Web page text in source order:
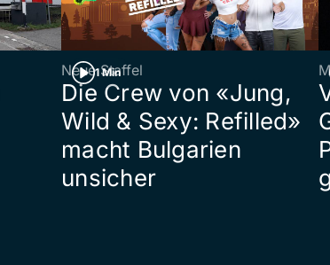
1 Min
Neue Staffel
Die Crew von «Jung,
Wild & Sexy: Refilled»
macht Bulgarien
unsicher